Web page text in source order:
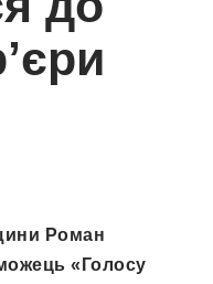
Роман
«Голосу